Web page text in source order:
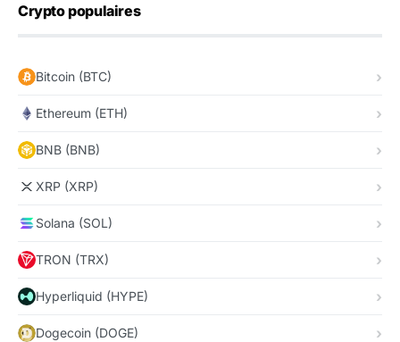
Crypto populaires
Bitcoin (BTC)
Ethereum (ETH)
BNB (BNB)
XRP (XRP)
Solana (SOL)
TRON (TRX)
Hyperliquid (HYPE)
Dogecoin (DOGE)